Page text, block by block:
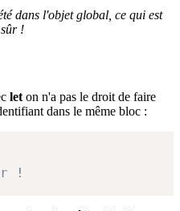
dans l'objet global, ce qui est
!
leton n'a pas le droit de faire
dans le même bloc :
!